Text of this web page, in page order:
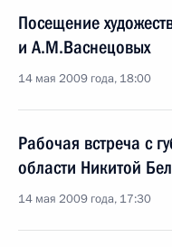
Посещение
и А.М.Васнецовых
14 мая 2009 года, 18:00
Рабочая встреча с
области Никитой
14 мая 2009 года, 17:30